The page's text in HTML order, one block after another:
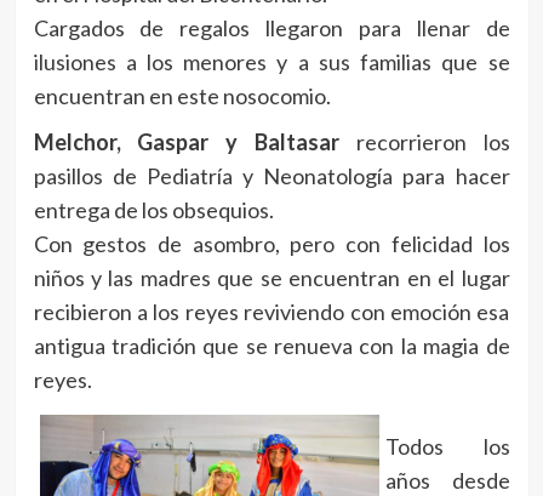
Cargados de regalos llegaron para llenar de
ilusiones a los menores y a sus familias que se
encuentran en este nosocomio.
Melchor, Gaspar y Baltasarrecorrieron los
pasillos de Pediatría y Neonatología para hacer
entrega de los obsequios.
Con gestos de asombro, pero con felicidad los
niños y las madres que se encuentran en el lugar
recibieron a los reyes reviviendo con emoción esa
antigua tradición que se renueva con la magia de
reyes.
Todos los
años desde